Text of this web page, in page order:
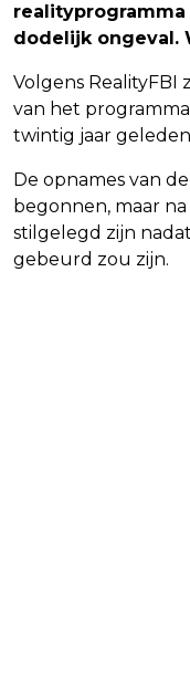
dodelijk ongeval.
Volgens RealityFBI
van het
twintig jaar
De opnames van
begonnen, maar
stilgelegd zijn
gebeurd zou zijn.